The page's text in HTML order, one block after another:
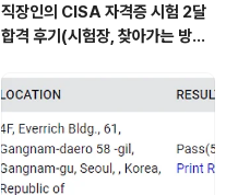
직장인의 CISA 자격증 시험 2달
합격 후기(시험장, 찾아가는 방법,